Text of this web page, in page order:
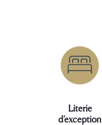
Literie
d’exception